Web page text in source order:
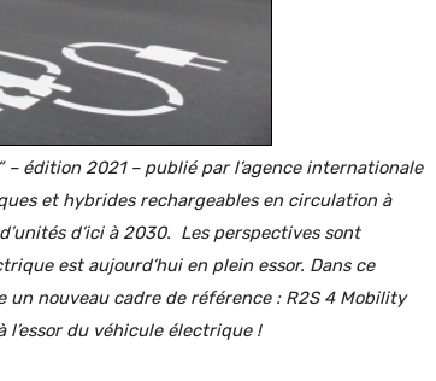
édition 2021 – publié par l’agence internationale
et hybrides rechargeables en circulation à
d’ici à 2030. Les perspectives sont
est aujourd’hui en plein essor. Dans ce
nouveau cadre de référence : R2S 4 Mobility
du véhicule électrique !